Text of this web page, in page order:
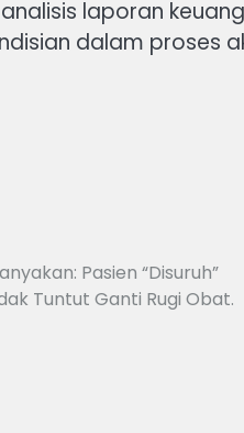
laporan
dalam proses
Pasien “Disuruh”
Tuntut Ganti Rugi Obat.